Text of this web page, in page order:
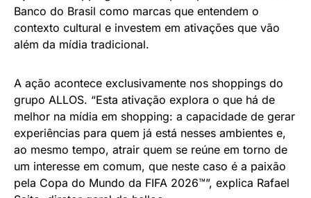
Banco do Brasil como marcas que entendem o
contexto cultural e investem em ativações que vão
além da mídia tradicional.
A ação acontece exclusivamente nos shoppings do
grupo ALLOS. “Esta ativação explora o que há de
melhor na mídia em shopping: a capacidade de gerar
experiências para quem já está nesses ambientes e,
ao mesmo tempo, atrair quem se reúne em torno de
um interesse em comum, que neste caso é a paixão
pela Copa do Mundo da FIFA 2026™”, explica Rafael